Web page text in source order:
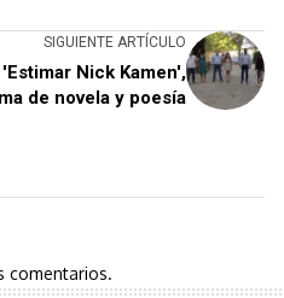
SIGUIENTE ARTÍCULO
Nick Kamen',
de novela y poesía
comentarios.